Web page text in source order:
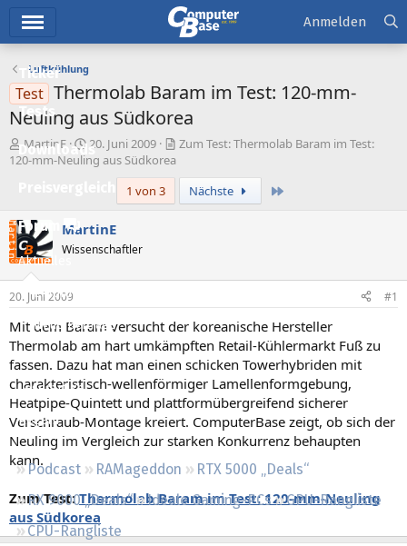
Ticker
Tests
Downloads
Forum
Aktuelles
Empfohlene Inhalte
Neue Beiträge
Neueste Aktivitäten
Leserartikel
Regeln
Podcast RAMageddon
RTX 5000 „Deals“
RX 9000 „Deals“
Ideale Gaming-PCs
GPU-Rangliste
CPU-Rangliste
Anmelden
Luftkühlung
Test Thermolab Baram im Test: 120-mm-
Neuling aus Südkorea
E
r
l
l
e
r
MartinE
E
r
l
t
20. Juni 2009
Zum Test: Thermolab Baram im Test:
120-mm-Neuling aus Südkorea
1 von 3
Nächste
MartinE
Wissenschaftler
20. Juni 2009 #1
Mit dem Baram versucht der koreanische Hersteller
Thermolab am hart umkämpften Retail-Kühlermarkt Fuß zu
fassen. Dazu hat man einen schicken Towerhybriden mit
charakteristisch-wellenförmiger Lamellenformgebung,
Heatpipe-Quintett und plattformübergreifend sicherer
Verschraub-Montage kreiert. ComputerBase zeigt, ob sich der
Neuling im Vergleich zur starken Konkurrenz behaupten
kann.
Zum Test:Thermolab Baram im Test: 120-mm-Neuling
aus Südkorea